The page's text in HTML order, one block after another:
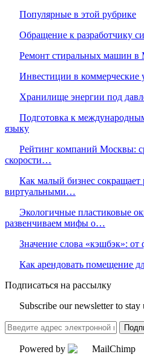
Популярные в этой рубрике
Обращение к разработчику
Ремонт стиральных машин в
Инвестиции в коммерческие
Хранилище энергии под
Подготовка к
языку
Рейтинг компаний Москвы:
скорости…
Как малый бизнес сокращает
виртуальными…
Экологичные пластиковые
развенчиваем мифы о…
Значение слова «кэшбэк»:
Как арендовать помещение
Подписаться на рассылку
Subscribe our newsletter to stay
Powered by